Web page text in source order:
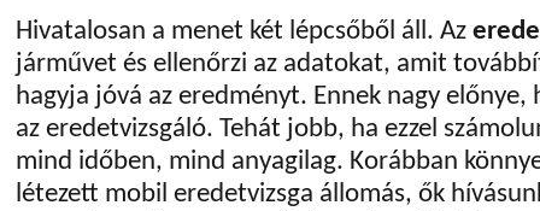
Hivatalosan a menet két lépcsőből áll. Az
járművet és ellenőrzi az adatokat, amit
hagyja jóvá az eredményt. Ennek nagy
az eredetvizsgáló. Tehát jobb, ha ezzel
mind időben, mind anyagilag. Korábban
létezett mobil eredetvizsga állomás, ők